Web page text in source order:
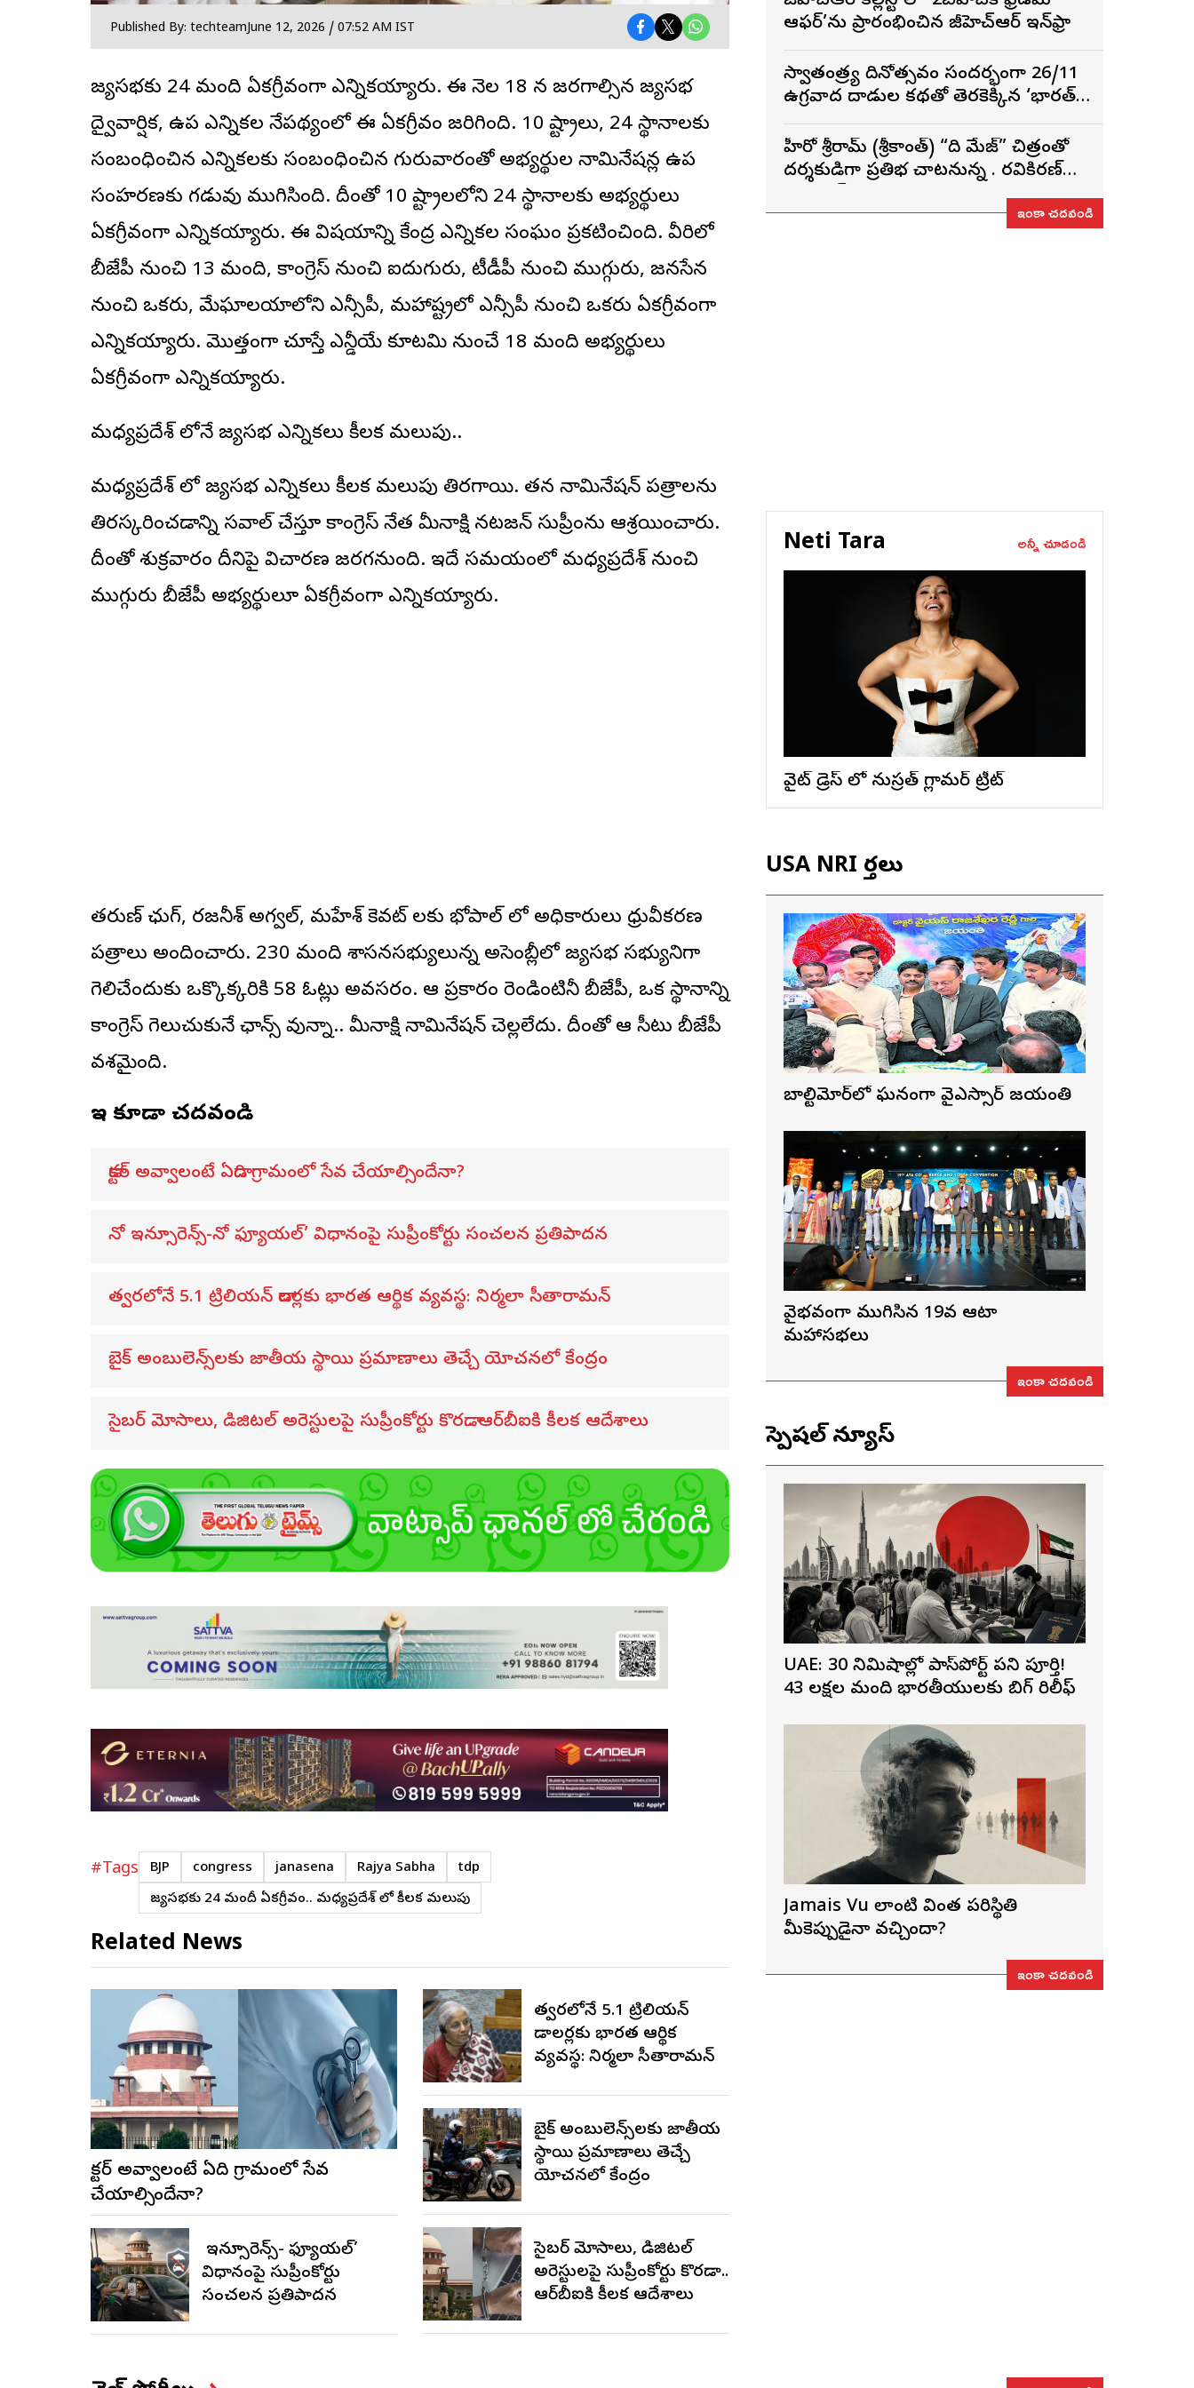
Published By: techteamJune 12, 2026 / 07:52 AM IST
రాజ్యసభకు 24 మంది ఏకగ్రీవంగా ఎన్నికయ్యారు. ఈ నెల 18 న జరగాల్సిన రాజ్యసభ
ద్వైవార్షిక, ఉప ఎన్నికల నేపథ్యంలో ఈ ఏకగ్రీవం జరిగింది. 10 రాష్ట్రాలు, 24 స్థానాలకు
సంబంధించిన ఎన్నికలకు సంబంధించిన గురువారంతో అభ్యర్థుల నామినేషన్ల ఉప
సంహరణకు గడువు ముగిసింది. దీంతో 10 రాష్ట్రాలలోని 24 స్థానాలకు అభ్యర్థులు
ఏకగ్రీవంగా ఎన్నికయ్యారు. ఈ విషయాన్ని కేంద్ర ఎన్నికల సంఘం ప్రకటించింది. వీరిలో
బీజేపీ నుంచి 13 మంది, కాంగ్రెస్ నుంచి ఐదుగురు, టీడీపీ నుంచి ముగ్గురు, జనసేన
నుంచి ఒకరు, మేఘాలయాలోని ఎన్సీపీ, మహారాష్ట్రలో ఎన్సీపీ నుంచి ఒకరు ఏకగ్రీవంగా
ఎన్నికయ్యారు. మొత్తంగా చూస్తే ఎన్డీయే కూటమి నుంచే 18 మంది అభ్యర్థులు
ఏకగ్రీవంగా ఎన్నికయ్యారు.
మధ్యప్రదేశ్ లోనే రాజ్యసభ ఎన్నికలు కీలక మలుపు..
మధ్యప్రదేశ్ లో రాజ్యసభ ఎన్నికలు కీలక మలుపు తిరగాయి. తన నామినేషన్ పత్రాలను
తిరస్కరించడాన్ని సవాల్ చేస్తూ కాంగ్రెస్ నేత మీనాక్షి నటరాజన్ సుప్రీంను ఆశ్రయించారు.
దీంతో శుక్రవారం దీనిపై విచారణ జరగనుంది. ఇదే సమయంలో మధ్యప్రదేశ్ నుంచి
ముగ్గురు బీజేపీ అభ్యర్థులూ ఏకగ్రీవంగా ఎన్నికయ్యారు.
తరుణ్ ఛుగ్, రజనీశ్ అగర్వాల్, మహేశ్ కెవట్ లకు భోపాల్ లో అధికారులు ధ్రువీకరణ
పత్రాలు అందించారు. 230 మంది శాసనసభ్యులున్న అసెంబ్లీలో రాజ్యసభ సభ్యునిగా
గెలిచేందుకు ఒక్కొక్కరికి 58 ఓట్లు అవసరం. ఆ ప్రకారం రెండింటినీ బీజేపీ, ఒక స్థానాన్ని
కాంగ్రెస్ గెలుచుకునే ఛాన్స్ వున్నా.. మీనాక్షి నామినేషన్ చెల్లలేదు. దీంతో ఆ సీటు బీజేపీ
వశమైంది.
ఇవి కూడా చదవండి
డాక్టర్ అవ్వాలంటే ఏడాది గ్రామంలో సేవ చేయాల్సిందేనా?
నో ఇన్సూరెన్స్-నో ఫ్యూయల్’ విధానంపై సుప్రీంకోర్టు సంచలన ప్రతిపాదన
త్వరలోనే 5.1 ట్రిలియన్ డాలర్లకు భారత ఆర్థిక వ్యవస్థ: నిర్మలా సీతారామన్
బైక్ అంబులెన్స్‌లకు జాతీయ స్థాయి ప్రమాణాలు తెచ్చే యోచనలో కేంద్రం
సైబర్ మోసాలు, డిజిటల్ అరెస్టులపై సుప్రీంకోర్టు కొరడా.. ఆర్‌బీఐకి కీలక ఆదేశాలు
#Tags BJP congress janasena Rajya Sabha
tdp
రాజ్యసభకు 24 మందీ ఏకగ్రీవం.. మధ్యప్రదేశ్ లో కీలక మలుపు
Related News
డాక్టర్ అవ్వాలంటే ఏడాది గ్రామంలో సేవ
చేయాల్సిందేనా?
నో ఇన్సూరెన్స్-నో ఫ్యూయల్’
విధానంపై సుప్రీంకోర్టు
సంచలన ప్రతిపాదన
త్వరలోనే 5.1 ట్రిలియన్
డాలర్లకు భారత ఆర్థిక
వ్యవస్థ: నిర్మలా సీతారామన్
బైక్ అంబులెన్స్‌లకు జాతీయ
స్థాయి ప్రమాణాలు తెచ్చే
యోచనలో కేంద్రం
సైబర్ మోసాలు, డిజిటల్
అరెస్టులపై సుప్రీంకోర్టు కొరడా..
ఆర్‌బీఐకి కీలక ఆదేశాలు
ఆఫర్’ను ప్రారంభించిన జీహెచ్ఆర్ ఇన్‌ఫ్రా
స్వాతంత్ర్య దినోత్సవం సందర్భంగా 26/11
ఉగ్రవాద దాడుల కథతో తెరకెక్కిన ‘భారత్
హీరో శ్రీరామ్ (శ్రీకాంత్) “ది మేజ్” చిత్రంతో
దర్శకుడిగా ప్రతిభ చాటనున్న డా. రవికిరణ్
ఇంకా చదవండి
Neti Tara అన్నీ చూడండి
వైట్ డ్రెస్ లో నుస్ర‌త్ గ్లామ‌ర్ ట్రీట్
USA NRI వార్తలు
బాల్టిమోర్‌లో ఘనంగా వైఎస్సార్‌ జయంతి
వైభవంగా ముగిసిన 19వ ఆటా
మహాసభలు
ఇంకా చదవండి
స్పెషల్ న్యూస్
UAE: 30 నిమిషాల్లో పాస్‌పోర్ట్ పని పూర్తి!
43 లక్షల మంది భారతీయులకు బిగ్ రిలీఫ్
Jamais Vu లాంటి వింత పరిస్థితి
మీకెప్పుడైనా వచ్చిందా?
ఇంకా చదవండి